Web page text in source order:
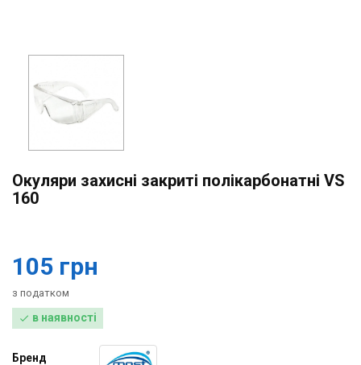
Окуляри захисні закриті полікарбонатні VS
160
105 грн
з податком
 в наявності
Бренд